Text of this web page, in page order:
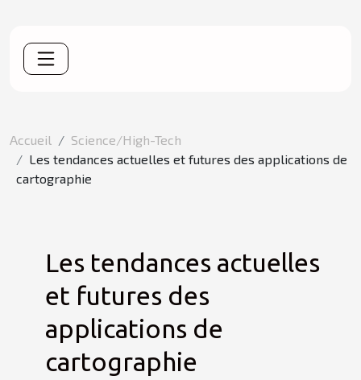
Accueil
Science/High-Tech
Les tendances actuelles et futures des applications de
cartographie
Les tendances actuelles
et futures des
applications de
cartographie